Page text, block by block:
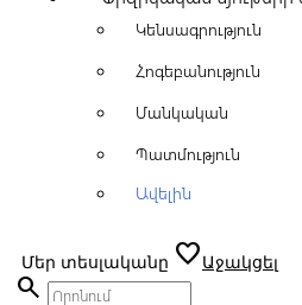
Կենսագրություն
Հոգեբանություն
Մանկական
Պատմություն
Ավելին
Մեր տեսլականը favoriteԱջակցել
search